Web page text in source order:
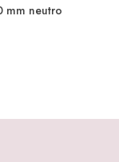
mm neutro